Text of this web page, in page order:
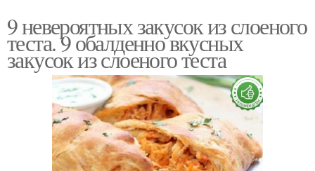
9 невероятных закусок из слоеного
теста. 9 обалденно вкусных
закусок из слоеного теста